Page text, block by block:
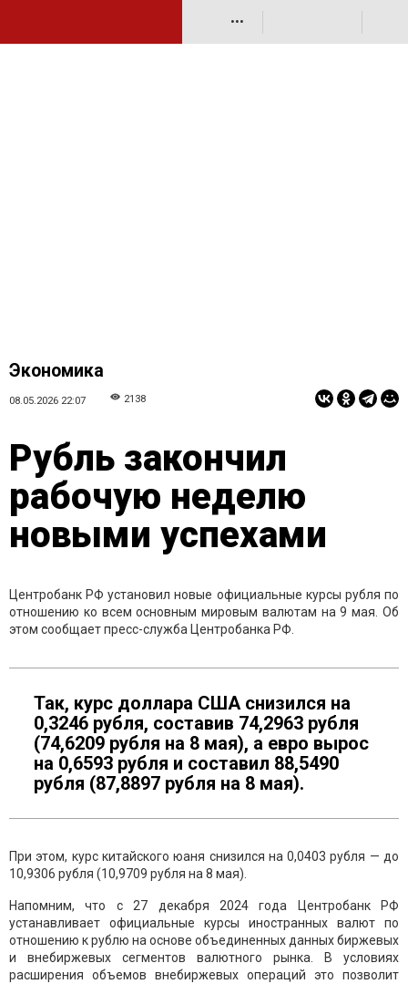
•••
Экономика
08.05.2026 22:07 2138
Рубль закончил
рабочую неделю
новыми успехами
Центробанк РФ установил новые официальные курсы рубля по
отношению ко всем основным мировым валютам на 9 мая. Об
этом сообщает пресс-служба Центробанка РФ.
Так, курс доллара США снизился на
0,3246 рубля, составив 74,2963 рубля
(74,6209 рубля на 8 мая), а евро вырос
на 0,6593 рубля и составил 88,5490
рубля (87,8897 рубля на 8 мая).
При этом, курс китайского юаня снизился на 0,0403 рубля — до
10,9306 рубля (10,9709 рубля на 8 мая).
Напомним, что с 27 декабря 2024 года Центробанк РФ
устанавливает официальные курсы иностранных валют по
отношению к рублю на основе объединенных данных биржевых
и внебиржевых сегментов валютного рынка. В условиях
расширения объемов внебиржевых операций это позволит